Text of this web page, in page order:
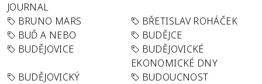
JOURNAL
BRUNO MARS
BŘETISLAV ROHÁČEK
BUĎ A NEBO
BUDĚJCE
BUDĚJOVICE
BUDĚJOVICKÉ
EKONOMICKÉ DNY
BUDĚJOVICKÝ
BUDOUCNOST